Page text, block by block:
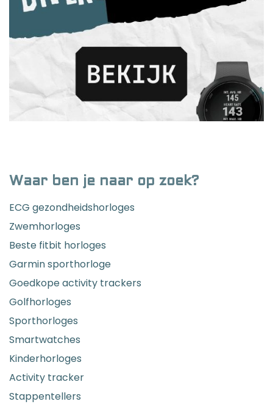
Waar ben je naar op zoek?
ECG gezondheidshorloges
Zwemhorloges
Beste fitbit horloges
Garmin sporthorloge
Goedkope activity trackers
Golfhorloges
Sporthorloges
Smartwatches
Kinderhorloges
Activity tracker
Stappentellers